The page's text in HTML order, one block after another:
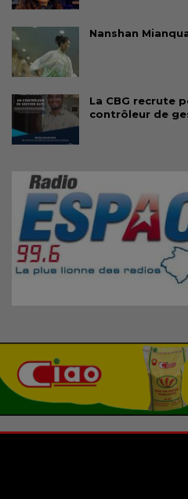
Nanshan
La CBG recrute
contrôleur de